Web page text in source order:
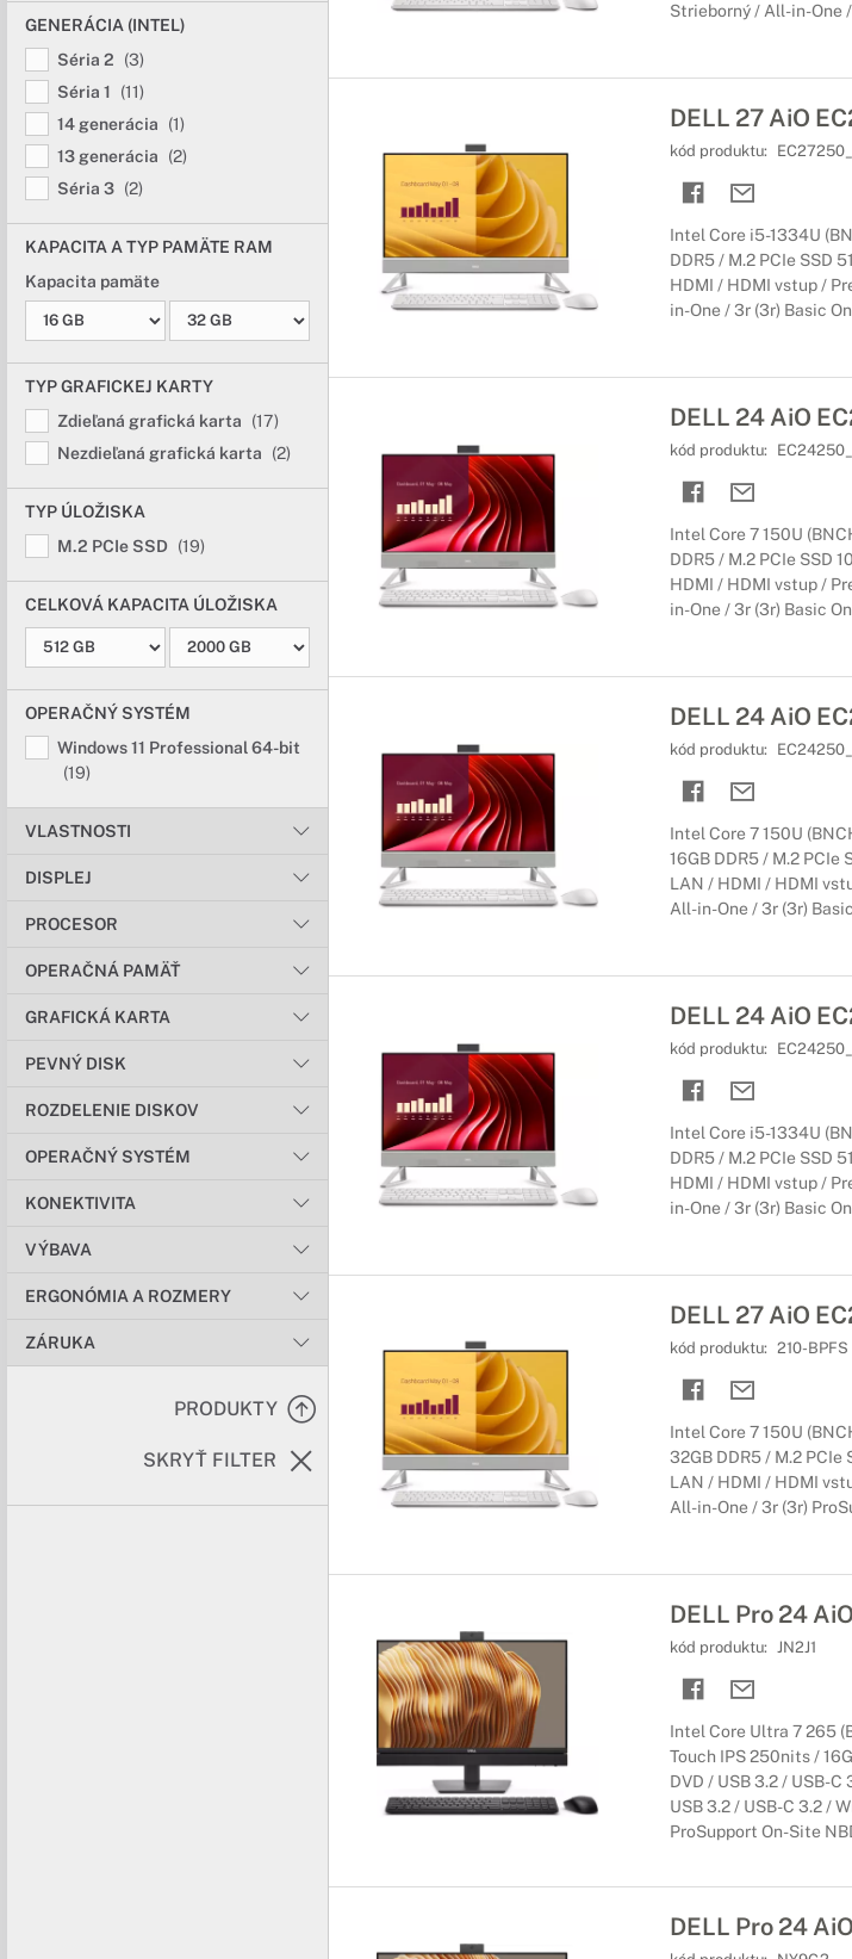
GENERÁCIA (INTEL)
Séria 2
(3)
Séria 1
(11)
14 generácia
(1)
13 generácia
(2)
Séria 3 (2)
KAPACITA A TYP PAMÄTE RAM
Kapacita pamäte
TYP GRAFICKEJ KARTY
Zdieľaná grafická karta
(17)
Nezdieľaná grafická karta
(2)
TYP ÚLOŽISKA
M.2 PCIe SSD (19)
CELKOVÁ KAPACITA ÚLOŽISKA
OPERAČNÝ SYSTÉM
Windows 11 Professional 64-bit
(19)
VLASTNOSTI
DISPLEJ
PROCESOR
OPERAČNÁ PAMÄŤ
GRAFICKÁ KARTA
PEVNÝ DISK
ROZDELENIE DISKOV
OPERAČNÝ SYSTÉM
KONEKTIVITA
VÝBAVA
ERGONÓMIA A ROZMERY
ZÁRUKA
PRODUKTY
SKRYŤ FILTER
Strieborný / All-in-One
DELL 27 AiO
kód produktu:
Intel Core i5-1334U
DDR5 / M.2 PCIe SSD
HDMI / HDMI vstup /
in-One / 3r (3r) Basic
DELL 24 AiO
kód produktu:
Intel Core 7 150U
DDR5 / M.2 PCIe SSD
HDMI / HDMI vstup /
in-One / 3r (3r) Basic
DELL 24 AiO
kód produktu:
Intel Core 7 150U
16GB DDR5 / M.2 PCIe
LAN / HDMI / HDMI
All-in-One / 3r (3r)
DELL 24 AiO
kód produktu:
Intel Core i5-1334U
DDR5 / M.2 PCIe SSD
HDMI / HDMI vstup /
in-One / 3r (3r) Basic
DELL 27 AiO
kód produktu: 210-BPFS
Intel Core 7 150U
32GB DDR5 / M.2 PCIe
LAN / HDMI / HDMI
All-in-One / 3r (3r)
DELL Pro 24
kód produktu: JN2J1
Intel Core Ultra 7 265
Touch IPS 250nits /
DVD / USB 3.2 / USB-
USB 3.2 / USB-C 3.2 /
ProSupport On-Site
DELL Pro 24